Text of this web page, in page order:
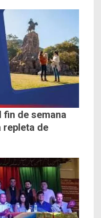
fin de semana
repleta de